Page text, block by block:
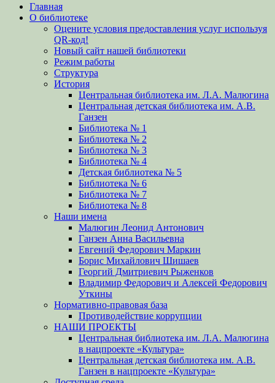
вверх
Главная
О библиотеке
Оцените условия предоставления услуг используя
QR-код!
Новый сайт нашей библиотеки
Режим работы
Структура
История
Центральная библиотека им. Л.А. Малюгина
Центральная детская библиотека им. А.В.
Ганзен
Библиотека № 1
Библиотека № 2
Библиотека № 3
Библиотека № 4
Детская библиотека № 5
Библиотека № 6
Библиотека № 7
Библиотека № 8
Наши имена
Малюгин Леонид Антонович
Ганзен Анна Васильевна
Евгений Федорович Маркин
Борис Михайлович Шишаев
Георгий Дмитриевич Рыженков
Владимир Федорович и Алексей Федорович
Уткины
Нормативно-правовая база
Противодействие коррупции
НАШИ ПРОЕКТЫ
Центральная библиотека им. Л.А. Малюгина
в нацпроекте «Культура»
Центральная детская библиотека им. А.В.
Ганзен в нацпроекте «Культура»